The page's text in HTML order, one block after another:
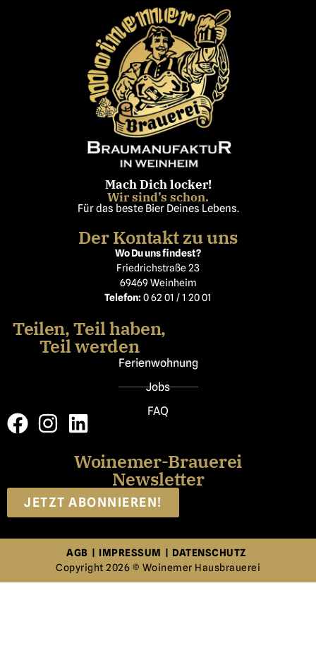
Mach Dich locker!
Wir sind’s schon.
Für das beste Bier Deines Lebens.
Der Kontakt zu uns
Wo Du uns findest?
Friedrichstraße 23
69469 Weinheim
Telefon: 0 62 01 / 1 20 01
Teilen, Teil haben,
Teil werden
Ferienwohnung
Jobs
FAQ
Woinemer-Brauerei
Newsletter
JETZT ABONNIEREN!
AGB IMPRESSUM
DATENSCHUTZ
Copyright 2026 © Woinemer Hausbrauerei